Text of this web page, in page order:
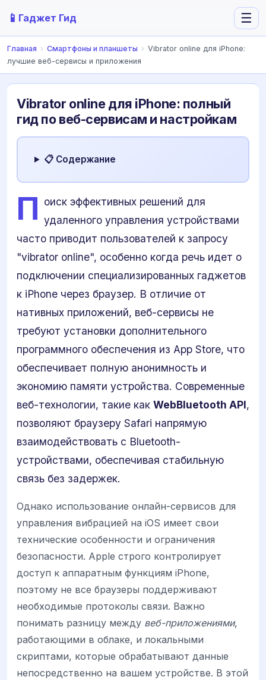
📱 Гаджет Гид ☰
Главная › Смартфоны и планшеты › Vibrator online для iPhone:
лучшие веб-сервисы и приложения
Vibrator online для iPhone: полный
гид по веб-сервисам и настройкам
📋 Содержание
П оиск эффективных решений для
удаленного управления устройствами
часто приводит пользователей к запросу
"vibrator online", особенно когда речь идет о
подключении специализированных гаджетов
к iPhone через браузер. В отличие от
нативных приложений, веб-сервисы не
требуют установки дополнительного
программного обеспечения из App Store, что
обеспечивает полную анонимность и
экономию памяти устройства. Современные
веб-технологии, такие как WebBluetooth API,
позволяют браузеру Safari напрямую
взаимодействовать с Bluetooth-
устройствами, обеспечивая стабильную
связь без задержек.
Однако использование онлайн-сервисов для
управления вибрацией на iOS имеет свои
технические особенности и ограничения
безопасности. Apple строго контролирует
доступ к аппаратным функциям iPhone,
поэтому не все браузеры поддерживают
необходимые протоколы связи. Важно
понимать разницу между веб-приложениями,
работающими в облаке, и локальными
скриптами, которые обрабатывают данные
непосредственно на вашем устройстве. В этой